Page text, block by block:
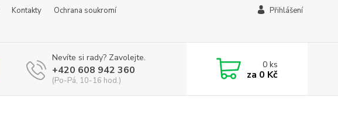
Kontakty
Ochrana soukromí
Přihlášení
Nevíte si rady? Zavolejte.
+420 608 942 360
(Po-Pá, 10-16 hod.)
0ks
za 0 Kč